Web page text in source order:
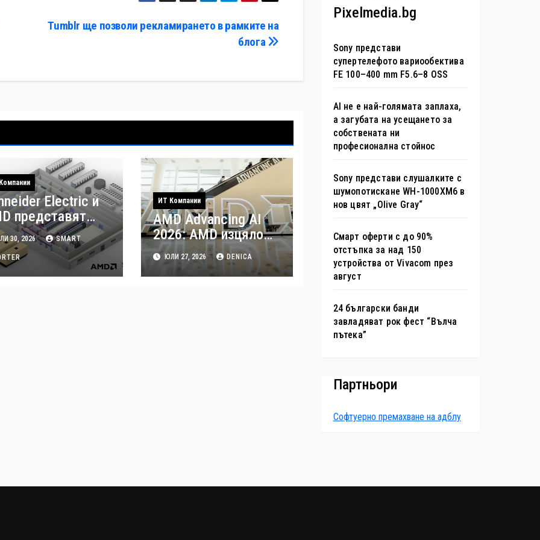
Tumblr ще позволи рекламирането в рамките на
блога
Electric и
представят
референтен
на
Helios
30, 2026 SMART
ИТ Компании
AMD Advancing AI
2026: AMD изцяло
насочена към
епохата на Агентния
AI
ЮЛИ 27, 2026 DENICA
Pixelmedia.bg
Sony представи
супертелефото вариообектива
FE 100–400 mm F5.6–8 OSS
AI не е най-голямата заплаха,
а загубата на усещането за
собствената ни
професионална стойнос
Sony представи слушалките с
шумопотискане WH-1000XM6 в
нов цвят „Olive Gray“
Смарт оферти с до 90%
отстъпка за над 150
устройства от Vivacom през
август
24 български банди
завладяват рок фест “Вълча
пътека”
Партньори
Софтуерно премахване на адблу